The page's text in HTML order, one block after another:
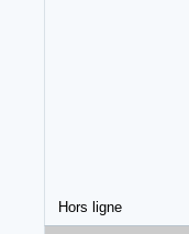
Hors ligne